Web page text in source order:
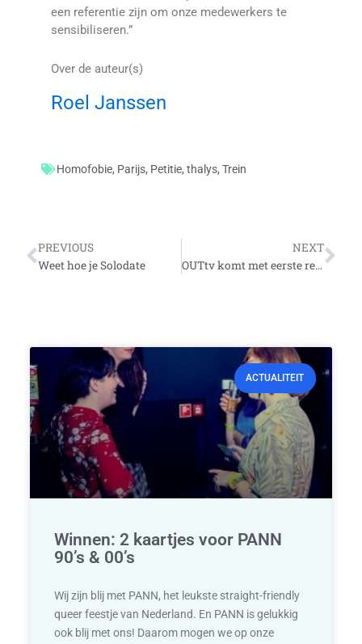
een referentie zijn om onze medewerkers te
sensibiliseren.”
Over de auteur(s)
Roel Janssen
Homofobie, Parijs, Petitie, thalys, Trein
Vorige
PREVIOUS
Weet hoe je Solodate
NEXT
OUTtv komt met eerste realityserie
ACTUALITEIT
Winnen: 2 kaartjes voor PANN
90’s & 00’s
Wij zijn blij met PANN, het leukste straight-friendly
queer feestje van Nederland. En PANN is gelukkig
ook blij met ons! Daarom mogen we op onze